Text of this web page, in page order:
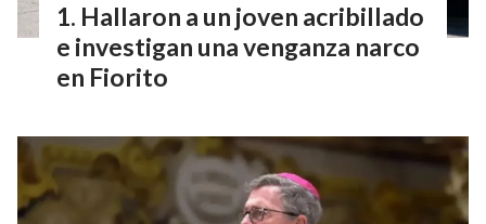
Hallaron a un joven acribillado
e investigan una venganza narco
en Fiorito